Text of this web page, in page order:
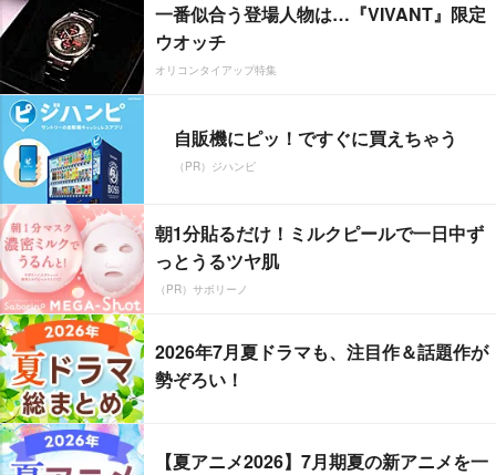
一番似合う登場人物は…『VIVANT』限定
ウオッチ
オリコンタイアップ特集
自販機にピッ！ですぐに買えちゃう
（PR）ジハンピ
朝1分貼るだけ！ミルクピールで一日中ず
っとうるツヤ肌
（PR）サボリーノ
2026年7月夏ドラマも、注目作＆話題作が
勢ぞろい！
【夏アニメ2026】7月期夏の新アニメを一